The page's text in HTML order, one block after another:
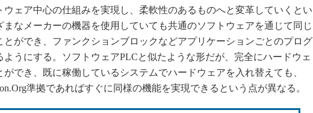
ウェア中心の仕組みを実現し、柔軟性のあるものへと変革していくとい
まなメーカーの機器を使用していても共通のソフトウェアを通じて同じ
とができ、ファンクションブロックなどアプリケーションごとのプログ
ようにする。ソフトウェアPLCと似たような形だが、完全にハードウェ
ができ、既に稼働しているシステムでハードウェアを入れ替えても、
準拠であればすぐに同様の機能を実現できるという点が異なる。